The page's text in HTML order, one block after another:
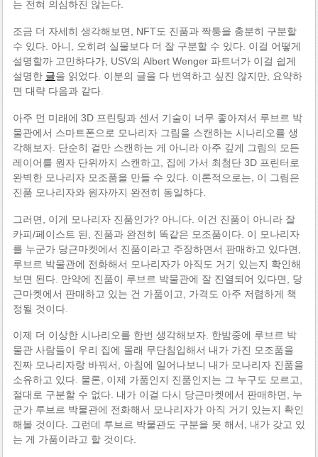
는 전혀 의심하진 않는다.
조금 더 자세히 생각해보면, NFT도 진품과 짝퉁을 충분히 구분할
수 있다. 아니, 오히려 실물보다 더 잘 구분할 수 있다. 이걸 어떻게
설명할까 고민하다가, USV의 Albert Wenger 파트너가 이걸 쉽게
설명한 글을 읽었다. 이분의 글을 다 번역하고 싶진 않지만, 요약하
면 대략 다음과 같다.
아주 먼 미래에 3D 프린팅과 센서 기술이 너무 좋아져서 루브르 박
물관에서 스마트폰으로 모나리자 그림을 스캔하는 시나리오를 생
각해보자. 단순히 겉만 스캔하는 게 아니라 아주 깊게 그림의 모든
레이어를 원자 단위까지 스캔하고, 집에 가서 최첨단 3D 프린터로
완벽한 모나리자 모조품을 만들 수 있다. 이론적으로는, 이 그림은
진품 모나리자와 원자까지 완전히 동일하다.
그러면, 이게 모나리자 진품인가? 아니다. 이건 진품이 아니라 잘
카피/페이스트 된, 진품과 완전히 똑같은 모조품이다. 이 모나리자
를 누군가 당근마켓에서 진품이라고 주장하면서 판매하고 있다면,
루브르 박물관에 전화해서 모나리자가 아직도 거기 있는지 확인해
보면 된다. 만약에 진품이 루브르 박물관에 잘 진열되어 있다면, 당
근마켓에서 판매하고 있는 건 가품이고, 가격도 아주 저렴하게 책
정될 것이다.
이제 더 이상한 시나리오를 한번 생각해보자. 한밤중에 루브르 박
물관 사람들이 우리 집에 몰래 무단침입해서 내가 가진 모조품을
진짜 모나리자랑 바꿔서, 아침에 일어나보니 내가 모나리자 진품을
소유하고 있다. 물론, 이제 가품인지 진품인지는 그 누구도 모르고,
절대로 구분할 수 없다. 내가 이걸 다시 당근마켓에서 판매하면, 누
군가 루브르 박물관에 전화해서 모나리자가 아직 거기 있는지 확인
해볼 것이다. 그런데 루브르 박물관도 구분을 못 해서, 내가 갖고 있
는 게 가품이라고 할 것이다.